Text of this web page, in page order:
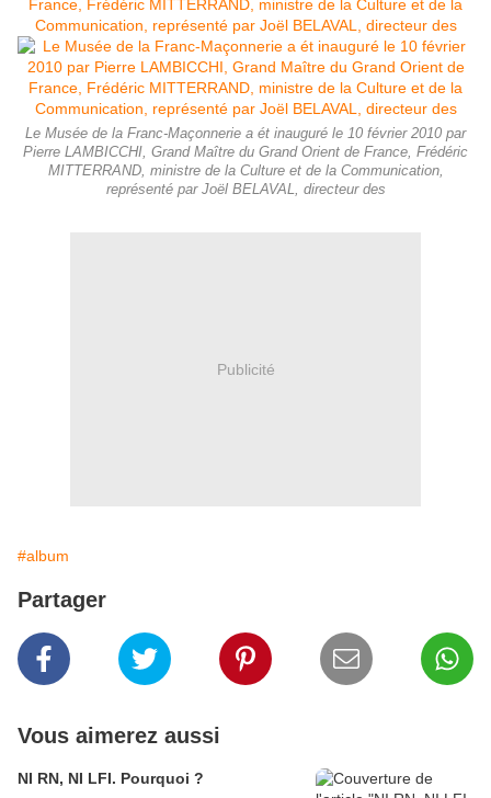
Le Musée de la Franc-Maçonnerie a ét inauguré le 10 février 2010 par
Pierre LAMBICCHI, Grand Maître du Grand Orient de France, Frédéric
MITTERRAND, ministre de la Culture et de la Communication,
représenté par Joël BELAVAL, directeur des
Publicité
#album
Partager
Vous aimerez aussi
NI RN, NI LFI. Pourquoi ?